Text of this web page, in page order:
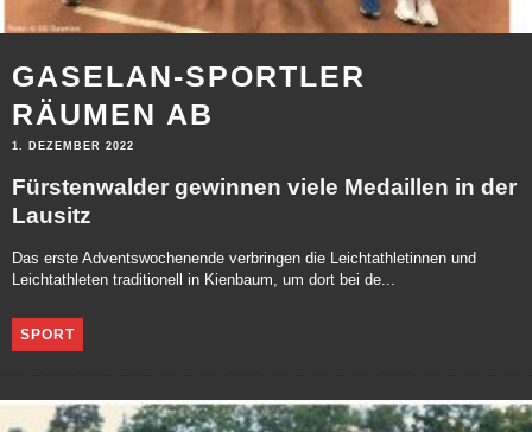
GASELAN-SPORTLER
RÄUMEN AB
1. DEZEMBER 2022
Fürstenwalder gewinnen viele Medaillen in der
Lausitz
Das erste Adventswochenende verbringen die Leichtathletinnen und
Leichtathleten traditionell in Kienbaum, um dort bei de...
SPORT